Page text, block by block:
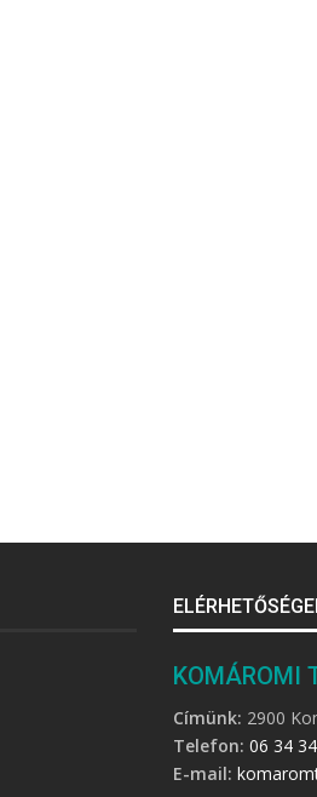
KOMÁROMI
Címünk: 2900
Telefon: 06 34
E-mail: